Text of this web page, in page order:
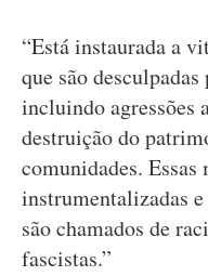
“Está instaurada a
que são
incluindo agressões
destruição do
comunidades.
instrumentalizadas
são chamados de
fascistas.”